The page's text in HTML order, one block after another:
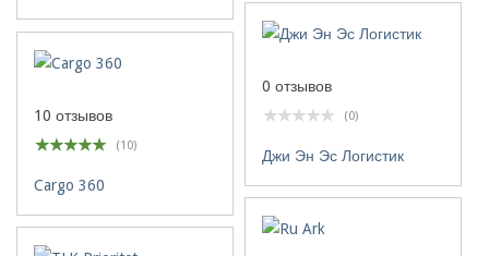
0 отзывов
(0)
Джи Эн Эс Логистик
10 отзывов
(10)
Cargo 360